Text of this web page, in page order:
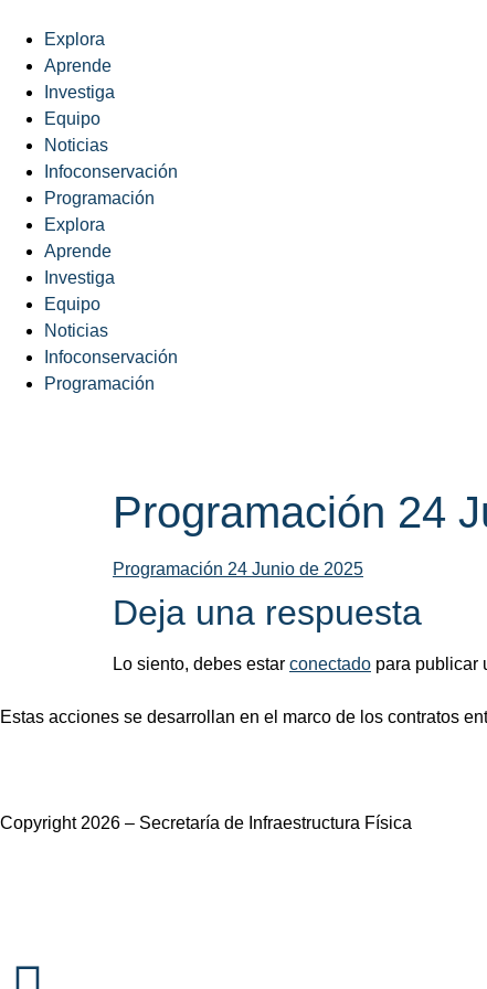
Explora
Aprende
Investiga
Equipo
Noticias
Infoconservación
Programación
Explora
Aprende
Investiga
Equipo
Noticias
Infoconservación
Programación
Programación 24
Programación 24 Junio de 2025
Deja una respuesta
Lo siento, debes estar conectado para publicar
Estas acciones se desarrollan en el marco de los contratos
Copyright 2026 – Secretaría de Infraestructura Física